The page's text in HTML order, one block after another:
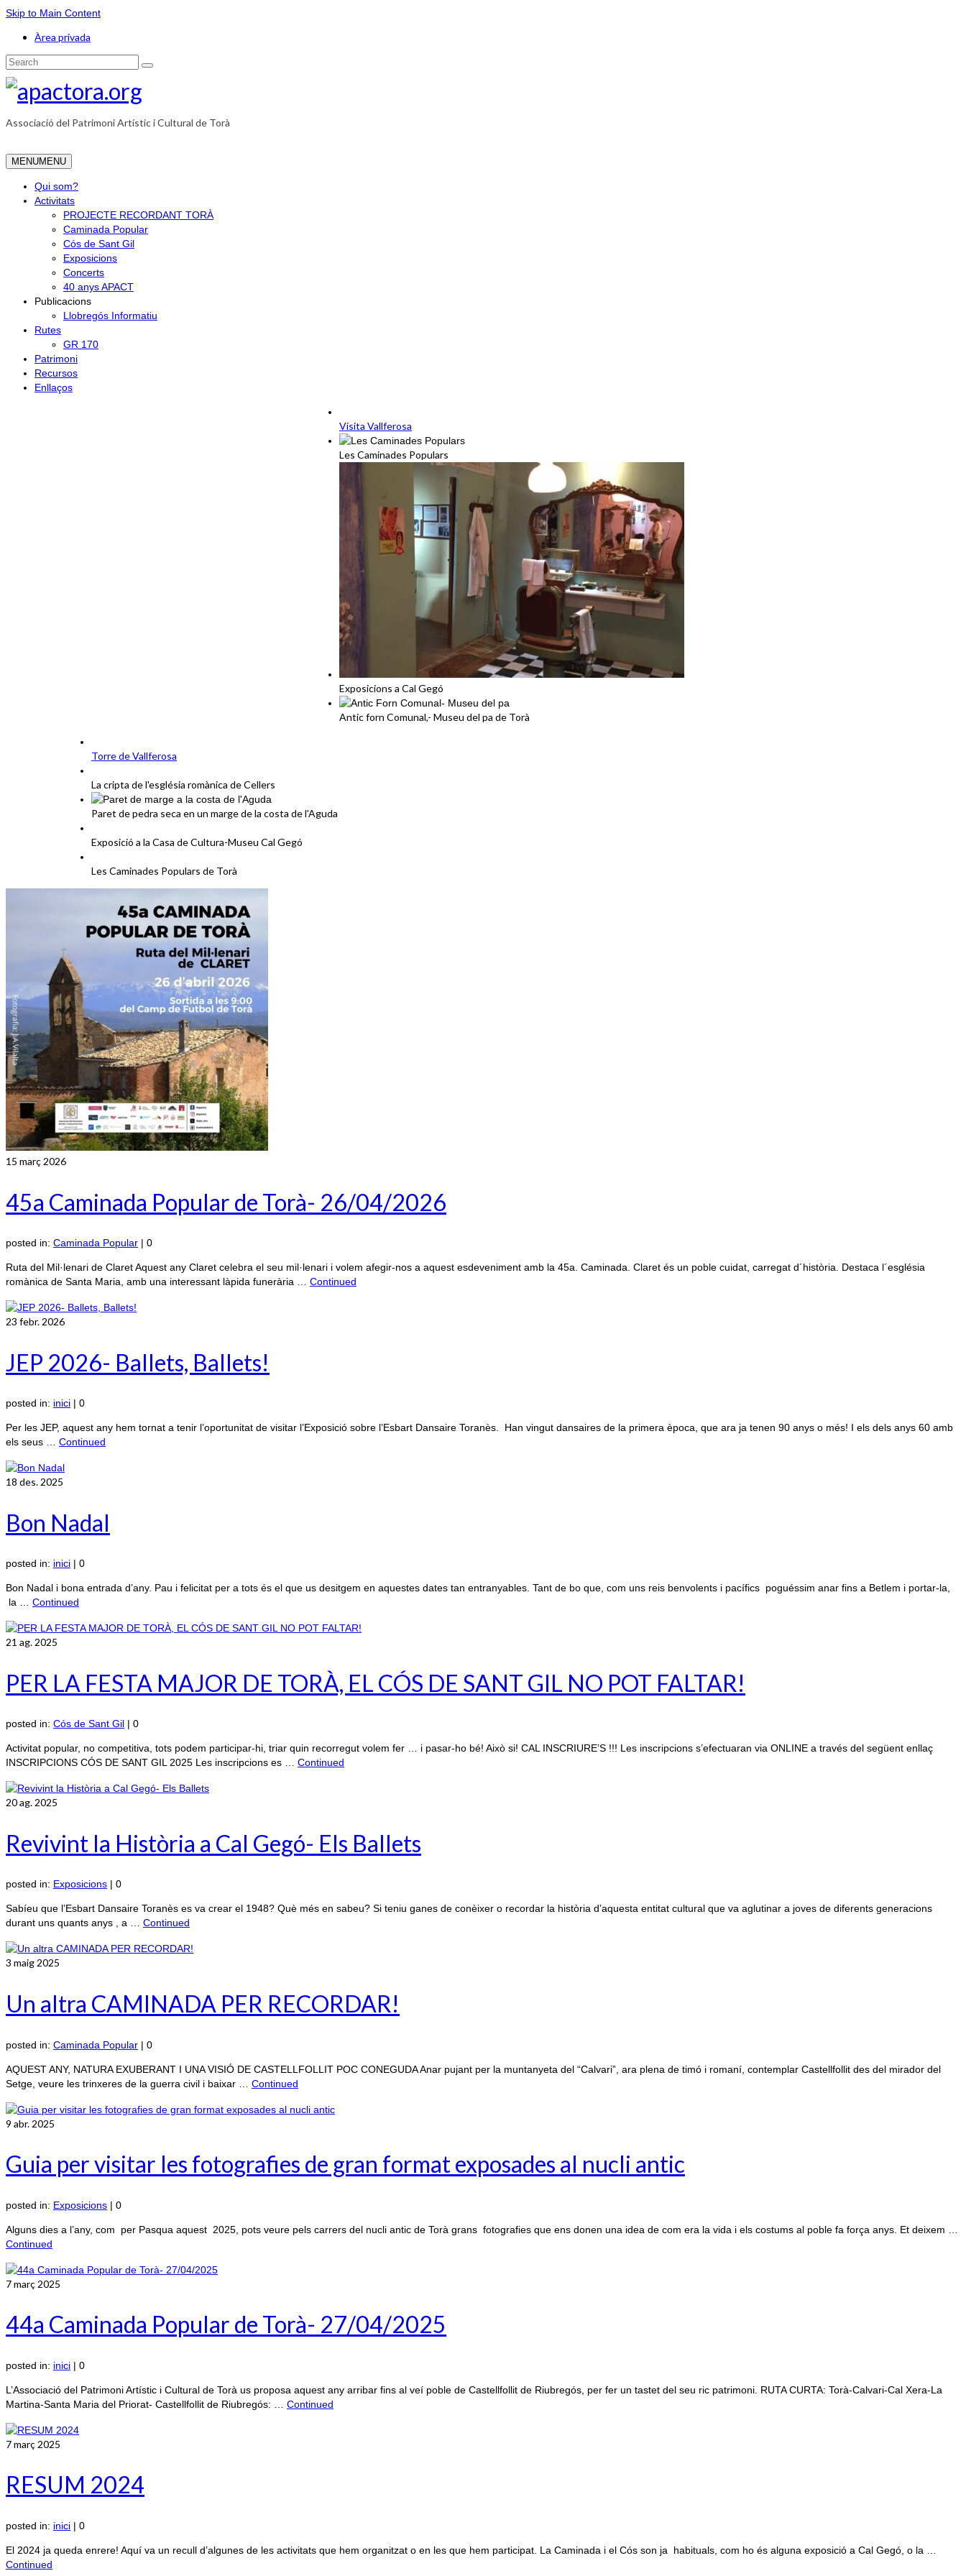
Skip to Main Content
Àrea privada
Search
for:
Associació del Patrimoni Artístic i Cultural de Torà
MENUMENU
Qui som?
Activitats
PROJECTE RECORDANT TORÀ
Caminada Popular
Cós de Sant Gil
Exposicions
Concerts
40 anys APACT
Publicacions
Llobregós Informatiu
Rutes
GR 170
Patrimoni
Recursos
Enllaços
Visita Vallferosa
Les Caminades Populars
Exposicions a Cal Gegó
Antic forn Comunal,- Museu del pa de Torà
Torre de Vallferosa
La cripta de l'església romànica de Cellers
Paret de pedra seca en un marge de la costa de l'Aguda
Exposició a la Casa de Cultura-Museu Cal Gegó
Les Caminades Populars de Torà
15 març 2026
45a Caminada Popular de Torà- 26/04/2026
posted in: Caminada Popular | 0
Ruta del Mil·lenari de Claret Aquest any Claret celebra el seu mil·lenari i volem afegir-nos a aquest esdeveniment amb la 45a. Caminada. Claret és un poble cuidat, carregat d´història. Destaca l´església
romànica de Santa Maria, amb una interessant làpida funerària … Continued
23 febr. 2026
JEP 2026- Ballets, Ballets!
posted in: inici | 0
Per les JEP, aquest any hem tornat a tenir l’oportunitat de visitar l’Exposició sobre l’Esbart Dansaire Toranès. Han vingut dansaires de la primera època, que ara ja tenen 90 anys o més! I els dels anys 60 amb
els seus … Continued
18 des. 2025
Bon Nadal
posted in: inici | 0
Bon Nadal i bona entrada d’any. Pau i felicitat per a tots és el que us desitgem en aquestes dates tan entranyables. Tant de bo que, com uns reis benvolents i pacífics poguéssim anar fins a Betlem i portar-la,
la … Continued
21 ag. 2025
PER LA FESTA MAJOR DE TORÀ, EL CÓS DE SANT GIL NO POT FALTAR!
posted in: Cós de Sant Gil | 0
Activitat popular, no competitiva, tots podem participar-hi, triar quin recorregut volem fer … i pasar-ho bé! Això si! CAL INSCRIURE’S !!! Les inscripcions s’efectuaran via ONLINE a través del següent enllaç
INSCRIPCIONS CÓS DE SANT GIL 2025 Les inscripcions es … Continued
20ag. 2025
Revivint la Història a Cal Gegó- Els Ballets
posted in: Exposicions | 0
Sabíeu que l’Esbart Dansaire Toranès es va crear el 1948? Què més en sabeu? Si teniu ganes de conèixer o recordar la història d’aquesta entitat cultural que va aglutinar a joves de diferents generacions
durant uns quants anys , a … Continued
3 maig 2025
Un altra CAMINADA PER RECORDAR!
posted in: Caminada Popular | 0
AQUEST ANY, NATURA EXUBERANT I UNA VISIÓ DE CASTELLFOLLIT POC CONEGUDA Anar pujant per la muntanyeta del “Calvari”, ara plena de timó i romaní, contemplar Castellfollit des del mirador del
Setge, veure les trinxeres de la guerra civil i baixar … Continued
9 abr. 2025
Guia per visitar les fotografies de gran format exposades al nucli antic
posted in: Exposicions | 0
Alguns dies a l’any, com per Pasqua aquest 2025, pots veure pels carrers del nucli antic de Torà grans fotografies que ens donen una idea de com era la vida i els costums al poble fa força anys. Et deixem …
Continued
7març 2025
44a Caminada Popular de Torà- 27/04/2025
posted in: inici | 0
L’Associació del Patrimoni Artístic i Cultural de Torà us proposa aquest any arribar fins al veí poble de Castellfollit de Riubregós, per fer un tastet del seu ric patrimoni. RUTA CURTA: Torà-Calvari-Cal Xera-La
Martina-Santa Maria del Priorat- Castellfollit de Riubregós: … Continued
7març 2025
RESUM 2024
posted in: inici | 0
El 2024 ja queda enrere! Aquí va un recull d’algunes de les activitats que hem organitzat o en les que hem participat. La Caminada i el Cós son ja habituals, com ho és alguna exposició a Cal Gegó, o la …
Continued